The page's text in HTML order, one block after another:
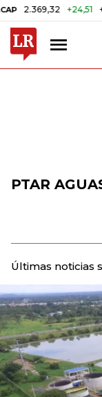
2.369,32 +24,51
PTAR
Últimas noticias